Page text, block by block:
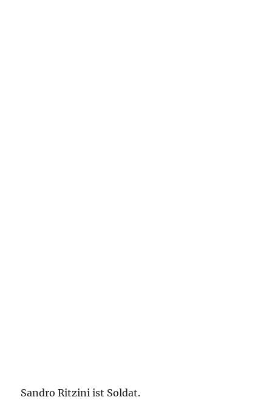
Sandro Ritzini ist Soldat.